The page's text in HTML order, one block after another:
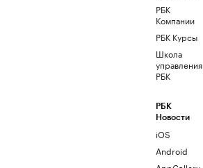
РБК
Компании
РБК Курсы
Школа
управления
РБК
РБК
Новости
iOS
Android